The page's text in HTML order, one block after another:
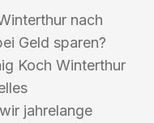
nach
Geld sparen?
Koch Winterthur
jahrelange